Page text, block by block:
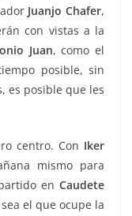
Juanjo Chafer,
con vistas a la
Juan, como el
posible, sin
es posible que les
centro. Con Iker
mismo para
enCaudete
el que ocupe la